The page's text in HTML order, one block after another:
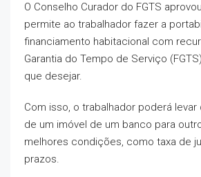
O Conselho Curador do FGTS
permite ao trabalhador fazer a
financiamento habitacional com
Garantia do Tempo de Serviço
que desejar.
Com isso, o trabalhador poderá
de um imóvel de um banco para
melhores condições, como taxa de
prazos.